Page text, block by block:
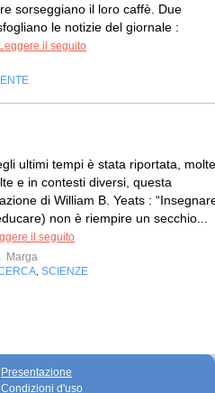
sorseggiano il loro caffè. Due
le notizie del giornale :
Leggere il seguito
ultimi tempi è stata riportata,
e in contesti diversi, questa
di William B. Yeats :
non è riempire un secchio...
il seguito
Marga
SCIENZE
Presentazione
Condizioni d'uso